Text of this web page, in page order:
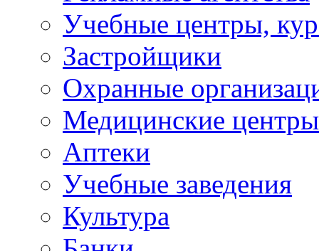
Учебные центры,
Застройщики
Охранные
Медицинские центры
Аптеки
Учебные заведения
Культура